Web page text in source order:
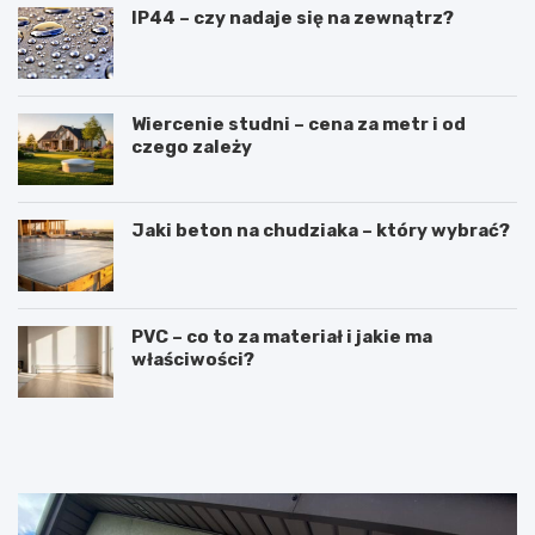
IP44 – czy nadaje się na zewnątrz?
Wiercenie studni – cena za metr i od
czego zależy
Jaki beton na chudziaka – który wybrać?
PVC – co to za materiał i jakie ma
właściwości?
R
o
w
L
k
a